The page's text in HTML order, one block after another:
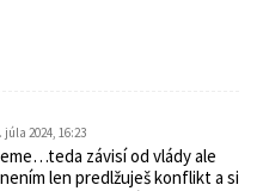
júla 2024, 16:23
závisí od vlády ale
len predlžuješ konflikt a si